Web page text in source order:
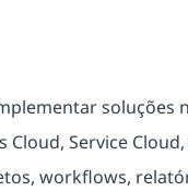
soluções
Cloud, Service Cloud,
workflows,